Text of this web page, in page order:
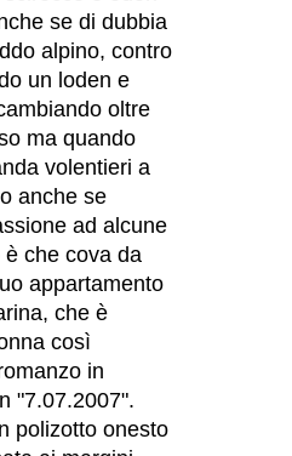
se di dubbia
alpino, contro
un loden e
oltre
ma quando
volentieri a
anche se
ad alcune
che cova da
appartamento
che è
così
in
"7.07.2007".
polizotto onesto